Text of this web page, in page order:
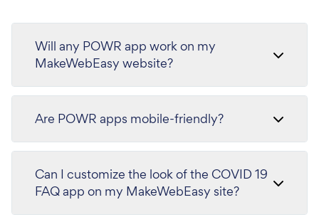
Will any POWR app work on my
MakeWebEasy website?
Are POWR apps mobile-friendly?
Can I customize the look of the COVID 19
FAQ app on my MakeWebEasy site?